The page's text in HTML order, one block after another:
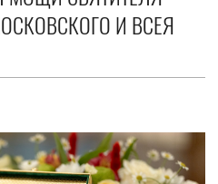
И ВСЕЯ